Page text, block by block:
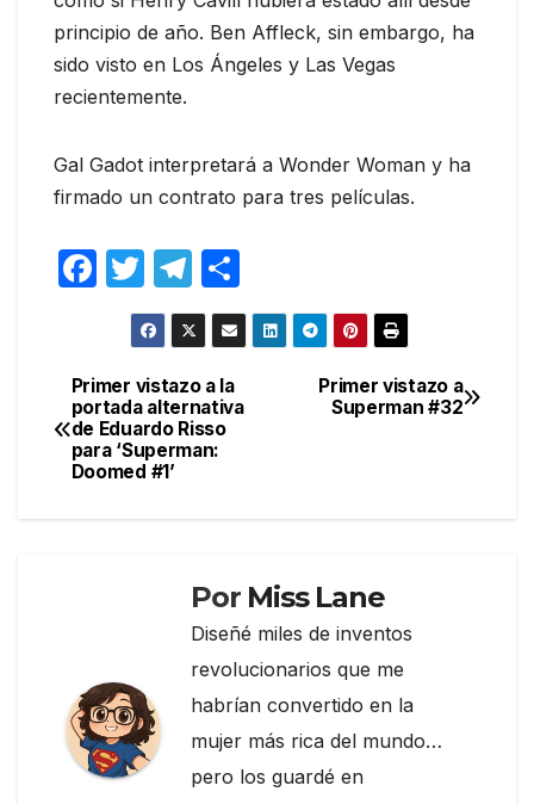
principio de año. Ben Affleck, sin embargo, ha
sido visto en Los Ángeles y Las Vegas
recientemente.
Gal Gadot interpretará a Wonder Woman y ha
firmado un contrato para tres películas.
F
e
b
o
T
w
itt
er
T
el
e
gr
a
m
o
m
ar
Navegación
de
Primer vistazo a
Superman #32
Primer vistazo a la
portada alternativa
de Eduardo Risso
para ‘Superman:
Doomed #1’
Por Miss Lane
Diseñé miles de inventos
revolucionarios que me
habrían convertido en la
mujer más rica del mundo…
pero los guardé en